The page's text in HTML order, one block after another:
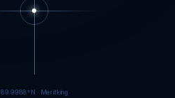
89.9986°N · Meritking